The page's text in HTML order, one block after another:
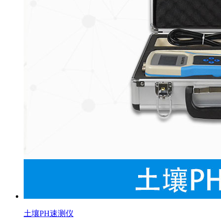
土壤PH速测仪